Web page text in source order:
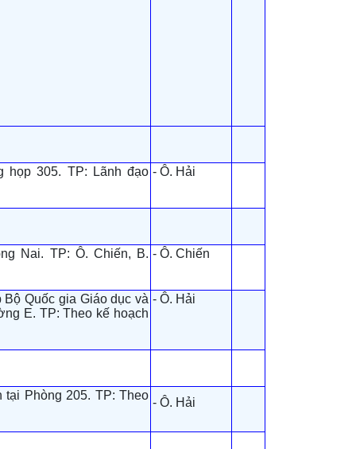
họp 305. TP: Lãnh đạo - Ô. Hải
Nai. TP: Ô. Chiến, B. - Ô. Chiến
Quốc gia Giáo dục và
E. TP: Theo kế hoạch
- Ô. Hải
Phòng 205. TP: Theo
- Ô. Hải